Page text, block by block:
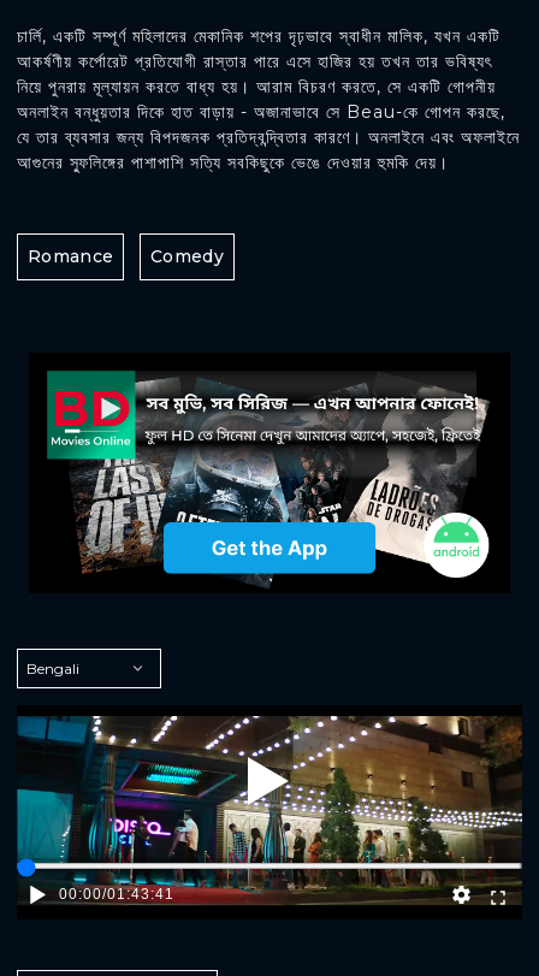
চার্লি, একটি সম্পূর্ণ মহিলাদের মেকানিক শপের দৃঢ়ভাবে স্বাধীন মালিক, যখন একটি
আকর্ষণীয় কর্পোরেট প্রতিযোগী রাস্তার পারে এসে হাজির হয় তখন তার ভবিষ্যৎ
নিয়ে পুনরায় মূল্যায়ন করতে বাধ্য হয়। আরাম বিচরণ করতে, সে একটি গোপনীয়
অনলাইন বন্ধুয়তার দিকে হাত বাড়ায় - অজানাভাবে সে Beau-কে গোপন করছে,
যে তার ব্যবসার জন্য বিপদজনক প্রতিদ্বন্দ্বিতার কারণে। অনলাইনে এবং অফলাইনে
আগুনের স্ফুলিঙ্গের পাশাপাশি সত্যি সবকিছুকে ভেঙে দেওয়ার হুমকি দেয়।
Romance Comedy
Play
00:00/01:43:41